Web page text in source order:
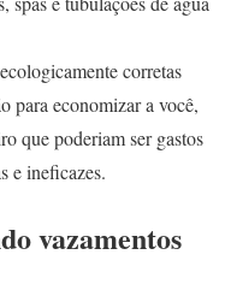
corretas
para economizar a você,
que poderiam ser gastos
e ineficazes.
vazamentos